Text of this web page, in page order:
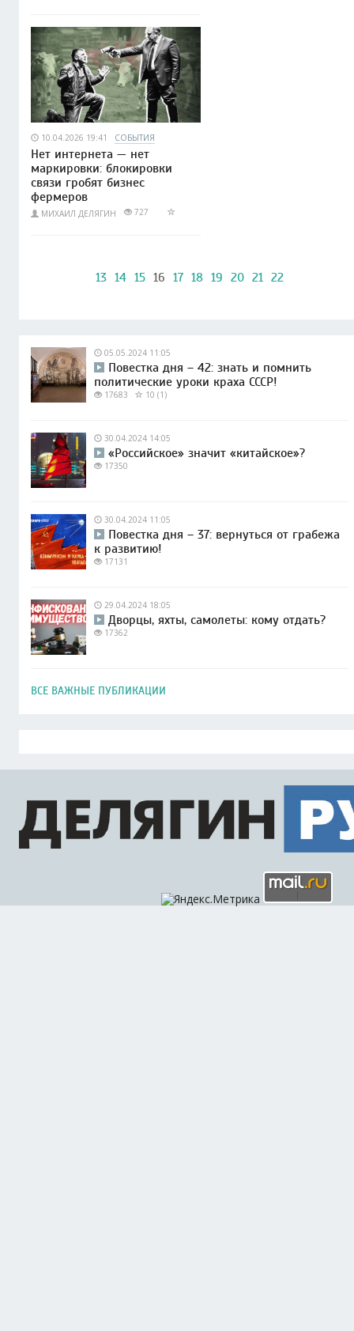
10.04.2026 19:41 СОБЫТИЯ
Нет интернета — нет
маркировки: блокировки
связи гробят бизнес
фермеров
МИХАИЛ ДЕЛЯГИН 727
13 14 15 16 17 18 19 20 21 22
05.05.2024 11:05
Повестка дня – 42: знать и помнить
политические уроки краха СССР!
17683 10 (1)
30.04.2024 14:05
«Российское» значит «китайское»?
17350
30.04.2024 11:05
Повестка дня – 37: вернуться от грабежа
к развитию!
17131
29.04.2024 18:05
Дворцы, яхты, самолеты: кому отдать?
17362
ВСЕ ВАЖНЫЕ ПУБЛИКАЦИИ